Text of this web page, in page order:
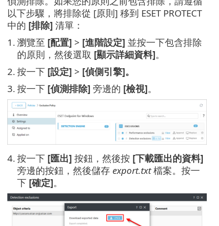
以下步驟，將排除從 [原則] 移到 ESET PROTECT
中的 [排除] 清單：
1. 瀏覽至 [配置] > [進階設定] 並按一下包含排除
的原則，然後選取 [顯示詳細資料]。
2. 按一下 [設定] > [偵側引擎]。
3. 按一下 [偵測排除] 旁邊的 [檢視]。
4. 按一下 [匯出] 按鈕，然後按 [下載匯出的資料]
旁邊的按鈕，然後儲存 export.txt檔案。按一
下 [確定]。